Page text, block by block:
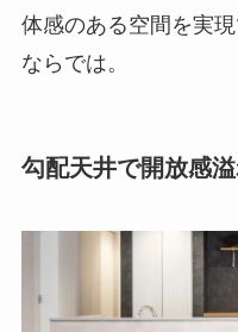
体感のある空間を実
ならでは。
勾配天井で開放感